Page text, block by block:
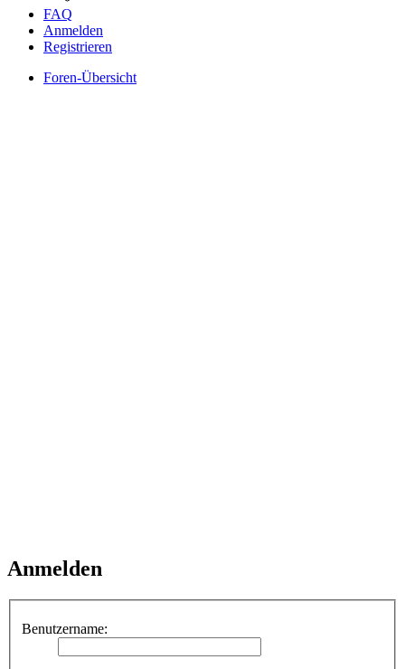
FAQ
Anmelden
Registrieren
Foren-Übersicht
Anmelden
Benutzername: